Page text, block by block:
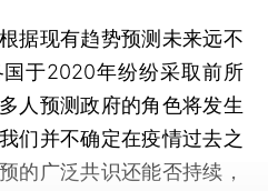
现有趋势预测未来远不
于2020年纷纷采取前所
人预测政府的角色将发生
们并不确定在疫情过去之
的广泛共识还能否持续，